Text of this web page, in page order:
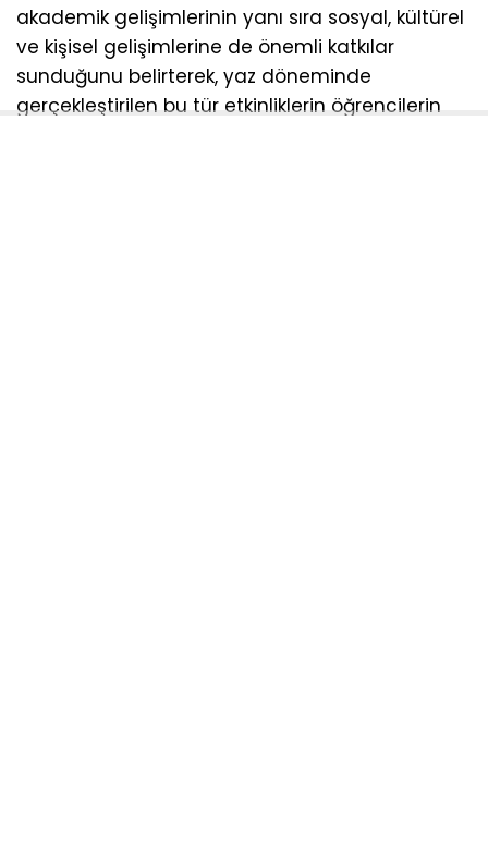
akademik gelişimlerinin yanı sıra sosyal, kültürel
ve kişisel gelişimlerine de önemli katkılar
sunduğunu belirterek, yaz döneminde
gerçekleştirilen bu tür etkinliklerin öğrencilerin